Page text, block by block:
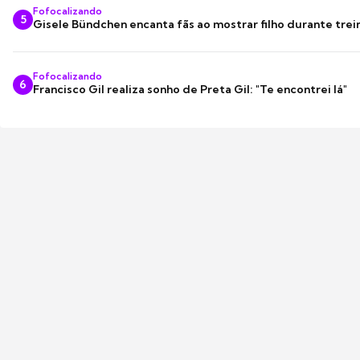
5
Fofocalizando
Gisele Bündchen encanta fãs ao mostrar filho durante
6
Fofocalizando
Francisco Gil realiza sonho de Preta Gil: "Te encontrei lá"